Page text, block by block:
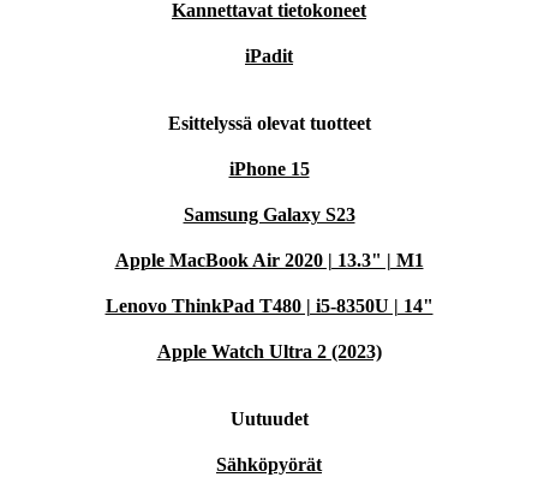
Kannettavat tietokoneet
iPadit
Esittelyssä olevat tuotteet
iPhone 15
Samsung Galaxy S23
Apple MacBook Air 2020 | 13.3" | M1
Lenovo ThinkPad T480 | i5-8350U | 14"
Apple Watch Ultra 2 (2023)
Uutuudet
Sähköpyörät